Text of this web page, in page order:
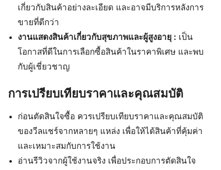
เกี่ยวกับสินค้าอย่างละเอียด และอาจมีบริการหลังการ
ขายที่ดีกว่า
งานแสดงสินค้าเกี่ยวกับสุขภาพและผู้สูงอายุ : เป็น
โอกาสที่ดีในการเลือกซื้อสินค้าในราคาพิเศษ และพบ
กับผู้เชี่ยวชาญ
การเปรียบเทียบราคาและคุณสมบัติ
ก่อนตัดสินใจซื้อ ควรเปรียบเทียบราคาและคุณสมบัติ
ของวีลแชร์จากหลายๆ แหล่ง เพื่อให้ได้สินค้าที่คุ้มค่า
และเหมาะสมกับการใช้งาน
อ่านรีวิวจากผู้ใช้งานจริง เพื่อประกอบการตัดสินใจ